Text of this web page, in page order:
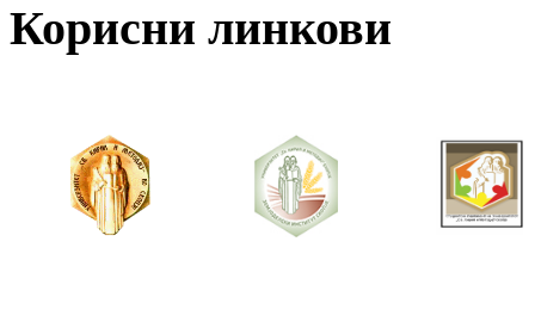
Корисни линкови